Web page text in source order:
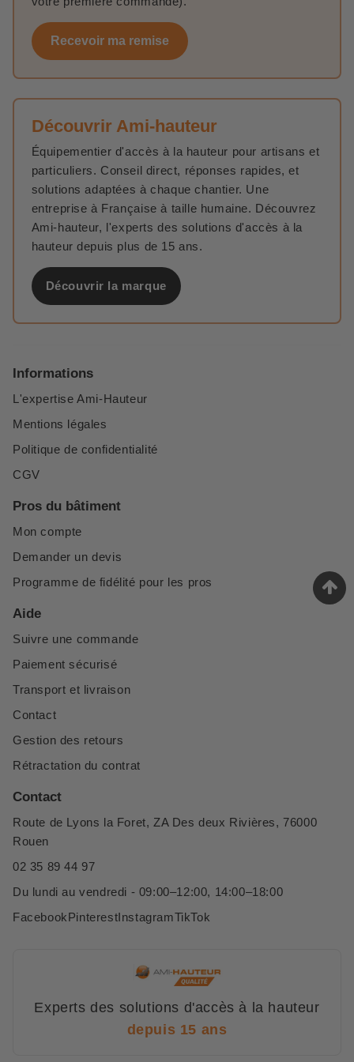
Recevoir ma remise
Découvrir Ami-hauteur
Équipementier d'accès à la hauteur pour artisans et
particuliers. Conseil direct, réponses rapides, et
solutions adaptées à chaque chantier. Une
entreprise à Française à taille humaine. Découvrez
Ami-hauteur, l'experts des solutions d'accès à la
hauteur depuis plus de 15 ans.
Découvrir la marque
Informations
L'expertise Ami-Hauteur
Mentions légales
Politique de confidentialité
CGV
Pros du bâtiment
Mon compte
Demander un devis
Programme de fidélité pour les pros
Aide
Suivre une commande
Paiement sécurisé
Transport et livraison
Contact
Gestion des retours
Rétractation du contrat
Contact
Route de Lyons la Foret, ZA Des deux Rivières, 76000
Rouen
02 35 89 44 97
Du lundi au vendredi - 09:00–12:00, 14:00–18:00
FacebookPinterestInstagramTikTok
Experts des solutions d'accès à la hauteur
depuis 15 ans